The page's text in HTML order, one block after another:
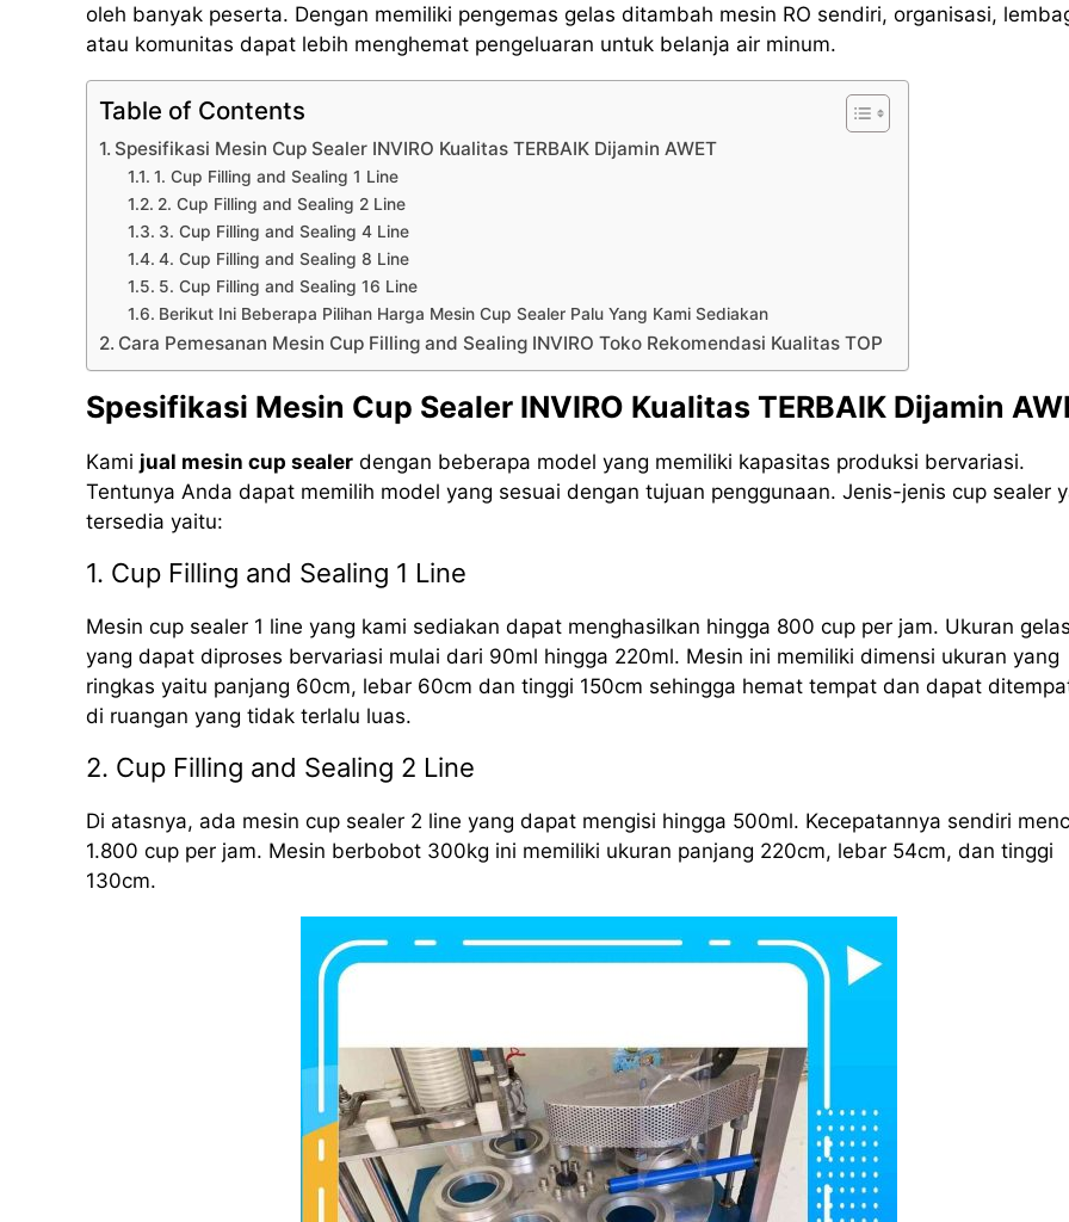
oleh banyak peserta. Dengan memiliki pengemas gelas ditambah mesin RO sendiri, organisasi,
atau komunitas dapat lebih menghemat pengeluaran untuk belanja air minum.
Table of Contents
Spesifikasi Mesin Cup Sealer INVIRO Kualitas TERBAIK Dijamin AWET
1. Cup Filling and Sealing 1 Line
2. Cup Filling and Sealing 2 Line
3. Cup Filling and Sealing 4 Line
4. Cup Filling and Sealing 8 Line
5. Cup Filling and Sealing 16 Line
Berikut Ini Beberapa Pilihan Harga Mesin Cup Sealer Palu Yang Kami Sediakan
Cara Pemesanan Mesin Cup Filling and Sealing INVIRO Toko Rekomendasi Kualitas TOP
Spesifikasi Mesin Cup Sealer INVIRO Kualitas TERBAIK Dijamin
Kami jual mesin cup sealer dengan beberapa model yang memiliki kapasitas produksi bervariasi.
Tentunya Anda dapat memilih model yang sesuai dengan tujuan penggunaan. Jenis-jenis cup sealer
tersedia yaitu:
1. Cup Filling and Sealing 1 Line
Mesin cup sealer 1 line yang kami sediakan dapat menghasilkan hingga 800 cup per jam. Ukuran gelas
yang dapat diproses bervariasi mulai dari 90ml hingga 220ml. Mesin ini memiliki dimensi ukuran yang
ringkas yaitu panjang 60cm, lebar 60cm dan tinggi 150cm sehingga hemat tempat dan dapat
di ruangan yang tidak terlalu luas.
2. Cup Filling and Sealing 2 Line
Di atasnya, ada mesin cup sealer 2 line yang dapat mengisi hingga 500ml. Kecepatannya sendiri
1.800 cup per jam. Mesin berbobot 300kg ini memiliki ukuran panjang 220cm, lebar 54cm, dan tinggi
130cm.